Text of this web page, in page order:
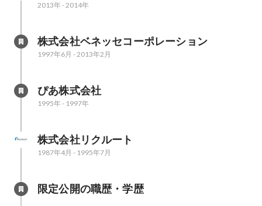
2013年-2014年
株式会社ベネッセコーポレーション
1997年6月 -2013年2月
ぴあ株式会社
1995年- 1997年
株式会社リクルート
1987年4月 - 1995年7月
限定公開の職歴・学歴